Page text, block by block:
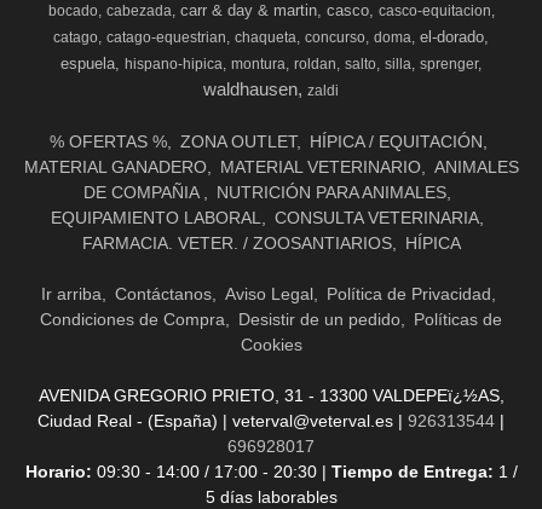
bocado cabezada carr & day & martin casco
casco-equitacion
catago catago-equestrian chaqueta concurso doma el-dorado
espuela
hispano-hipica montura roldan salto silla sprenger
waldhausen zaldi
% OFERTAS % ZONA OUTLET
HÍPICA / EQUITACIÓN
MATERIAL GANADERO
MATERIAL VETERINARIO
ANIMALES
DE COMPAÑIA
NUTRICIÓN PARA ANIMALES
EQUIPAMIENTO LABORAL
CONSULTA VETERINARIA
FARMACIA. VETER. / ZOOSANTIARIOS
HÍPICA
Ir arriba Contáctanos Aviso Legal
Política de Privacidad
Condiciones de Compra
Desistir de un pedido
Políticas de
Cookies
AVENIDA GREGORIO PRIETO, 31 - 13300 VALDEPEï¿½AS,
Ciudad Real - (España) | veterval@veterval.es | 926313544 |
696928017
Horario: 09:30 - 14:00 / 17:00 - 20:30 | Tiempo de Entrega: 1 /
5 días laborables